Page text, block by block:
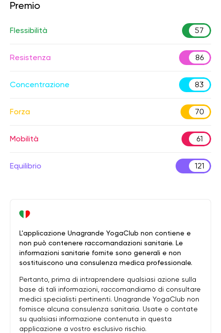
Premio
Flessibilità 57
Resistenza 86
Concentrazione 83
Forza 70
Mobilità 61
Equilibrio 121
L'applicazione Unagrande YogaClub non contiene e
non può contenere raccomandazioni sanitarie. Le
informazioni sanitarie fornite sono generali e non
sostituiscono una consulenza medica professionale.
Pertanto, prima di intraprendere qualsiasi azione sulla
base di tali informazioni, raccomandiamo di consultare
medici specialisti pertinenti. Unagrande YogaClub non
fornisce alcuna consulenza sanitaria. Usate o contate
su qualsiasi informazione contenuta in questa
applicazione a vostro esclusivo rischio.